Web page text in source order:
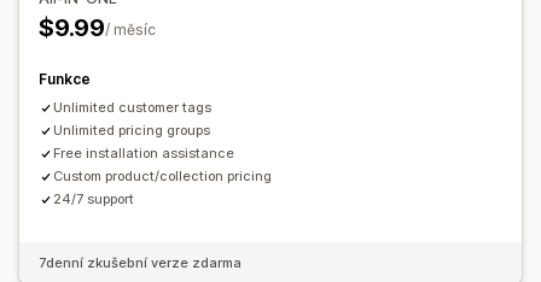
$9.99/ měsíc
Funkce
Unlimited customer tags
Unlimited pricing groups
Free installation assistance
Custom product/collection pricing
24/7 support
7denní zkušební verze zdarma